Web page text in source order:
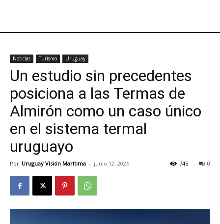
Noticias Turismo Uruguay
Un estudio sin precedentes
posiciona a las Termas de
Almirón como un caso único
en el sistema termal
uruguayo
Por Uruguay Visión Marítima - junio 12, 2026 0
745